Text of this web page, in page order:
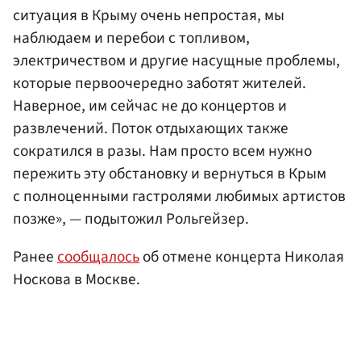
ситуация в Крыму очень непростая, мы
наблюдаем и перебои с топливом,
электричеством и другие насущные проблемы,
которые первоочередно заботят жителей.
Наверное, им сейчас не до концертов и
развлечений. Поток отдыхающих также
сократился в разы. Нам просто всем нужно
пережить эту обстановку и вернуться в Крым
с полноценными гастролями любимых артистов
позже», — подытожил Рольгейзер.
Ранеесообщалосьоб отмене концерта Николая
Носкова в Москве.